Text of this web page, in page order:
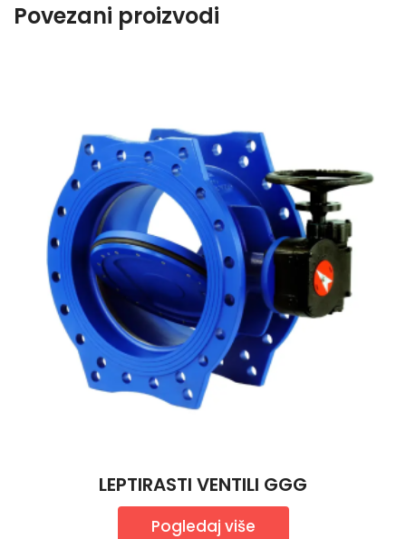
Povezani proizvodi
LEPTIRASTI VENTILI GGG
Pogledaj više